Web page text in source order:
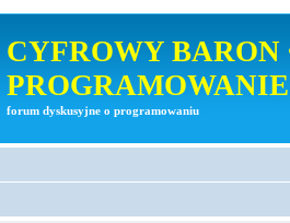
CYFROWY BARON
PROGRAMOWANIE
forum dyskusyjne o programowaniu